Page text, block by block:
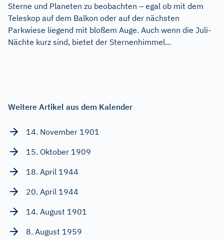
Sterne und Planeten zu beobachten – egal ob mit dem
Teleskop auf dem Balkon oder auf der nächsten
Parkwiese liegend mit bloßem Auge. Auch wenn die Juli-
Nächte kurz sind, bietet der Sternenhimmel...
Weitere Artikel aus dem Kalender
14. November 1901
15. Oktober 1909
18. April 1944
20. April 1944
14. August 1901
8. August 1959